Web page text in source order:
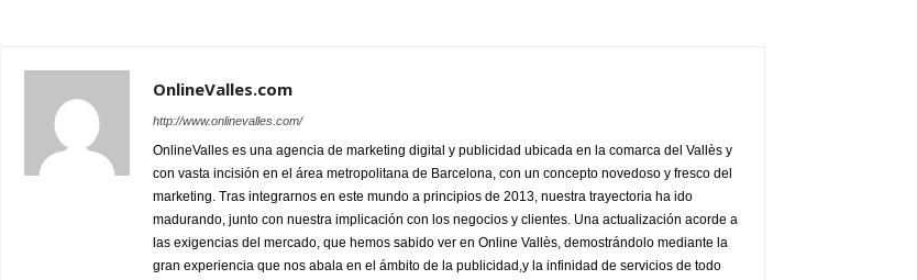
OnlineValles.com
http://www.onlinevalles.com/
OnlineValles es una agencia de marketing digital y publicidad ubicada en la comarca del Vallès y
con vasta incisión en el área metropolitana de Barcelona, con un concepto novedoso y fresco del
marketing. Tras integrarnos en este mundo a principios de 2013, nuestra trayectoria ha ido
madurando, junto con nuestra implicación con los negocios y clientes. Una actualización acorde a
las exigencias del mercado, que hemos sabido ver en Online Vallès, demostrándolo mediante la
gran experiencia que nos abala en el ámbito de la publicidad,y la infinidad de servicios de todo